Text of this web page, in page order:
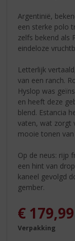
Argentinië,
een sterke polo
zelfs bekend als
eindeloze
Letterlijk
van een ranch.
Hyslop was
en heeft deze
blend. Estancia
vaten, wat zorgt
mooie tonen
Op de neus: rijp
een hint van
kaneel gevolgd
gember.
€ 179,99
Verpakking